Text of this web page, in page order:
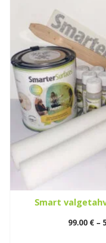
Smart
99.00 € –